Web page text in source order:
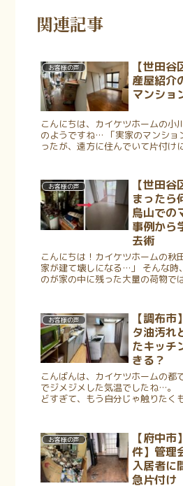
関連記事
お客様の声
【世田
産屋紹介
マンショ
こんにちは、カイケツホームの小
のようですね… 「実家のマンショ
ったが、遠方に住んでいて片付け
屋さんから業者を紹介されたけれ
お客様の声
【世田
まったら
烏山での
事例から
去術
こんにちは！カイケツホームの秋
家が建て壊しになる…」 そんな時
のが家の中に残った大量の荷物で
「解体期限までに全部片付けられ
お客様の声
【調布
タ油汚れ
たキッチ
きる？
こんばんは、カイケツホームの都
でジメジメした気温でしたね…。
どすぎて、もう自分じゃ触りた
に、台所に立つのが憂鬱になって
お客様の声
【府中
件】管理
入居者に
急片付け